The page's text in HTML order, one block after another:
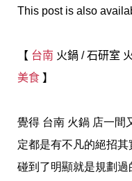
This post is also
【 台南 火鍋 /石研室
美食 】
覺得 台南 火鍋 店一間
定都是有不凡的絕招
碰到了明顯就是規劃